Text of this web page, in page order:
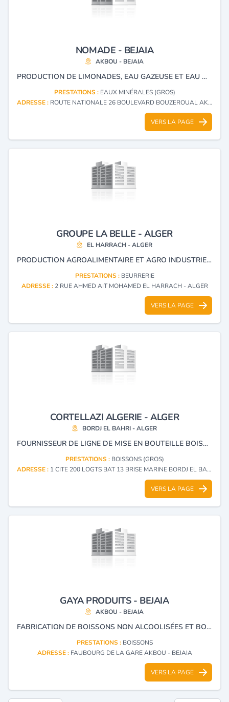
NOMADE - BEJAIA
AKBOU - BEJAIA
PRODUCTION DE LIMONADES, EAU GAZEUSE ET EAU MINÉRALE MARQUE AYRIS.
PRESTATIONS : EAUX MINÉRALES (GROS)
ADRESSE : ROUTE NATIONALE 26 BOULEVARD BOUZEROUAL AKBOU - BEJAIA
VERS LA PAGE
GROUPE LA BELLE - ALGER
EL HARRACH - ALGER
PRODUCTION AGROALIMENTAIRE ET AGRO INDUSTRIELLE : BEURRE, FARINE, SEMOULE, TOMATE, JUS, CAFE LES MARQUES : LA BELLE, EL HARA, ARWA, JONI ET BARIGO.
PRESTATIONS : BEURRERIE
ADRESSE : 2 RUE AHMED AIT MOHAMED EL HARRACH - ALGER
VERS LA PAGE
CORTELLAZI ALGERIE - ALGER
BORDJ EL BAHRI - ALGER
FOURNISSEUR DE LIGNE DE MISE EN BOUTEILLE BOISSON EAU MINÉRALE JUS.
PRESTATIONS : BOISSONS (GROS)
ADRESSE : 1 CITE 200 LOGTS BAT 13 BRISE MARINE BORDJ EL BAHRI - ALGER
VERS LA PAGE
GAYA PRODUITS - BEJAIA
AKBOU - BEJAIA
FABRICATION DE BOISSONS NON ALCOOLISÉES ET BOISSONS GAZEUSES.
PRESTATIONS : BOISSONS
ADRESSE : FAUBOURG DE LA GARE AKBOU - BEJAIA
VERS LA PAGE